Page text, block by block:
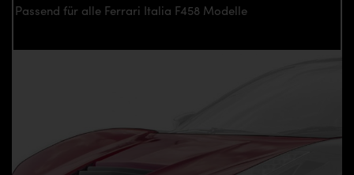
Passend für alle Ferrari Italia F458 Modelle